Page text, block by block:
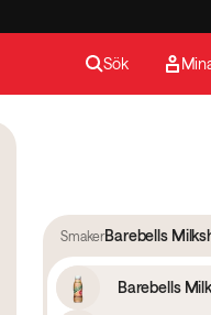
Sök
SmakerBarebells